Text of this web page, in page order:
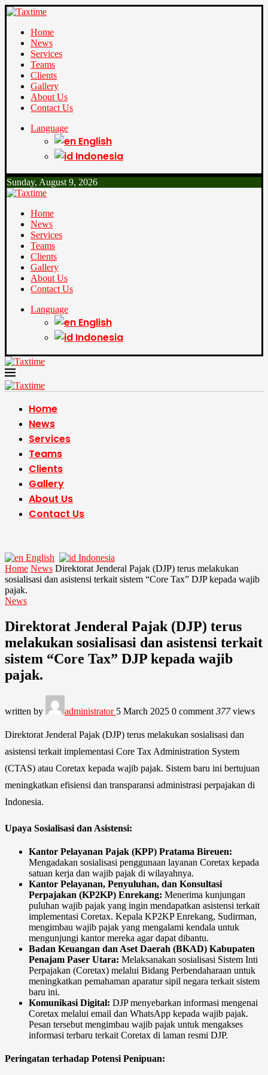
Home
News
Services
Teams
Clients
Gallery
About Us
Contact Us
Language
English
Indonesia
Sunday, August 9, 2026
Home
News
Services
Teams
Clients
Gallery
About Us
Contact Us
Language
English
Indonesia
Home
News
Services
Teams
Clients
Gallery
About Us
Contact Us
English
Indonesia
Home News Direktorat Jenderal Pajak (DJP) terus melakukan
sosialisasi dan asistensi terkait sistem “Core Tax” DJP kepada wajib
pajak.
News
Direktorat Jenderal Pajak (DJP) terus
melakukan sosialisasi dan asistensi terkait
sistem “Core Tax” DJP kepada wajib
pajak.
written by administrator 5 March 2025 0 comment 377views
Direktorat Jenderal Pajak (DJP) terus melakukan sosialisasi dan
asistensi terkait implementasi Core Tax Administration System
(CTAS) atau Coretax kepada wajib pajak. Sistem baru ini bertujuan
meningkatkan efisiensi dan transparansi administrasi perpajakan di
Indonesia.​
Upaya Sosialisasi dan Asistensi:
Kantor Pelayanan Pajak (KPP) Pratama Bireuen:
Mengadakan sosialisasi penggunaan layanan Coretax kepada
satuan kerja dan wajib pajak di wilayahnya. ​
Kantor Pelayanan, Penyuluhan, dan Konsultasi
Perpajakan (KP2KP) Enrekang: Menerima kunjungan
puluhan wajib pajak yang ingin mendapatkan asistensi terkait
implementasi Coretax. Kepala KP2KP Enrekang, Sudirman,
mengimbau wajib pajak yang mengalami kendala untuk
mengunjungi kantor mereka agar dapat dibantu. ​
Badan Keuangan dan Aset Daerah (BKAD) Kabupaten
Penajam Paser Utara: Melaksanakan sosialisasi Sistem Inti
Perpajakan (Coretax) melalui Bidang Perbendaharaan untuk
meningkatkan pemahaman aparatur sipil negara terkait sistem
baru ini.
Komunikasi Digital: DJP menyebarkan informasi mengenai
Coretax melalui email dan WhatsApp kepada wajib pajak.
Pesan tersebut mengimbau wajib pajak untuk mengakses
informasi terbaru terkait Coretax di laman resmi DJP. ​
Peringatan terhadap Potensi Penipuan: